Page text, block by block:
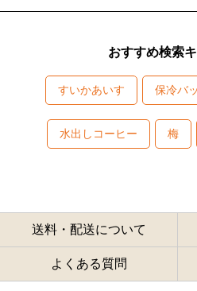
おすすめ検索
すいかあいす 保冷バ
水出しコーヒー 梅
送料・配送について
よくある質問